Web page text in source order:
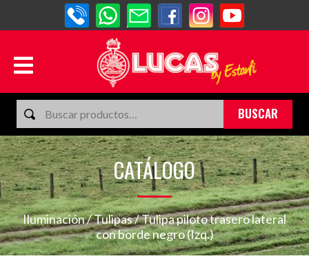
CATÁLOGO
Iluminación/Tulipas/ Tulipa piloto trasero lateral
con borde negro (Izq.)
BUSCAR